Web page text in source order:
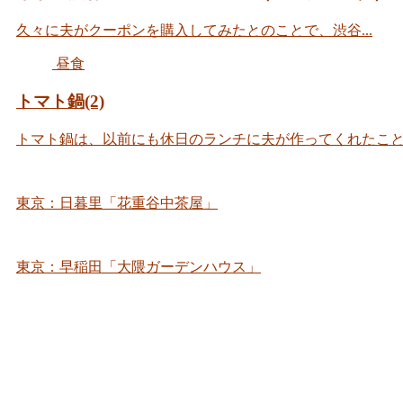
久々に夫がクーポンを購入してみたとのことで、渋谷...
昼食
トマト鍋(2)
トマト鍋は、以前にも休日のランチに夫が作ってくれたこ
東京：日暮里「花重谷中茶屋」
東京：早稲田「大隈ガーデンハウス」